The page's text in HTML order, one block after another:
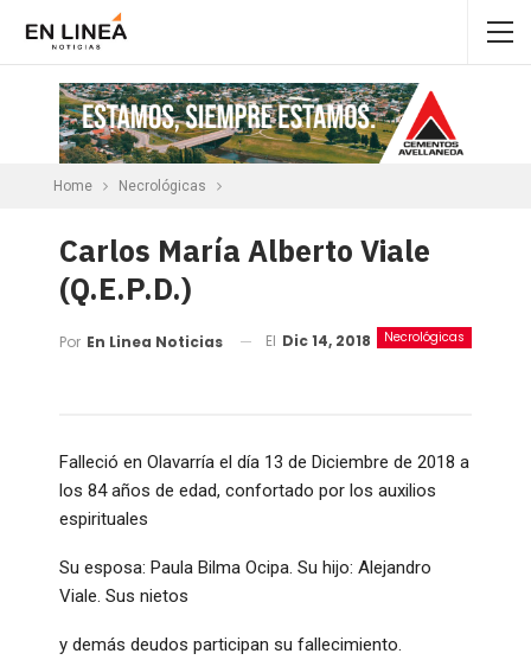
Home Necrológicas
Carlos María Alberto Viale
(Q.E.P.D.)
Necrológicas
Por En Linea Noticias El Dic 14, 2018
Falleció en Olavarría el día 13 de Diciembre de 2018 a
los 84 años de edad, confortado por los auxilios
espirituales
Su esposa: Paula Bilma Ocipa. Su hijo: Alejandro
Viale. Sus nietos
y demás deudos participan su fallecimiento.